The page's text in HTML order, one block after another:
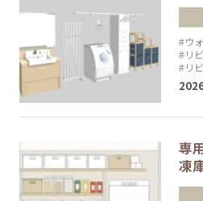
#ウ
#リ
#リ
専
凍